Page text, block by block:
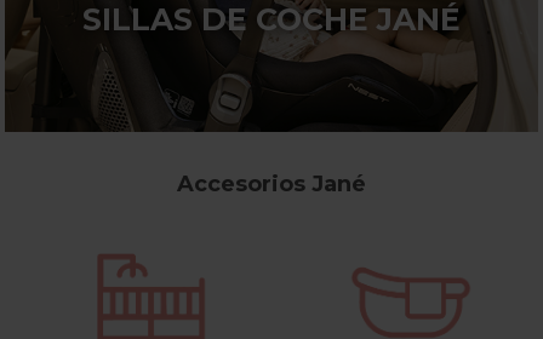
SILLAS DE COCHE JANÉ
Accesorios Jané